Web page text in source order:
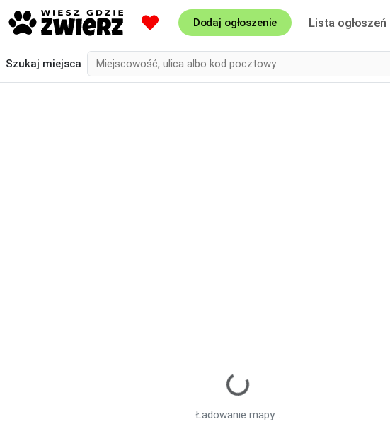
Szukaj miejsca
Ładowanie mapy...
Dodaj ogłoszenie Lista ogłoszeń